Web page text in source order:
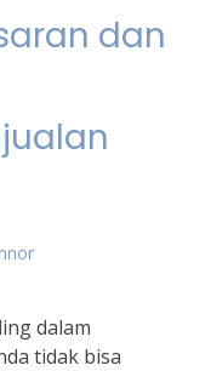
dan
dalam
tidak bisa